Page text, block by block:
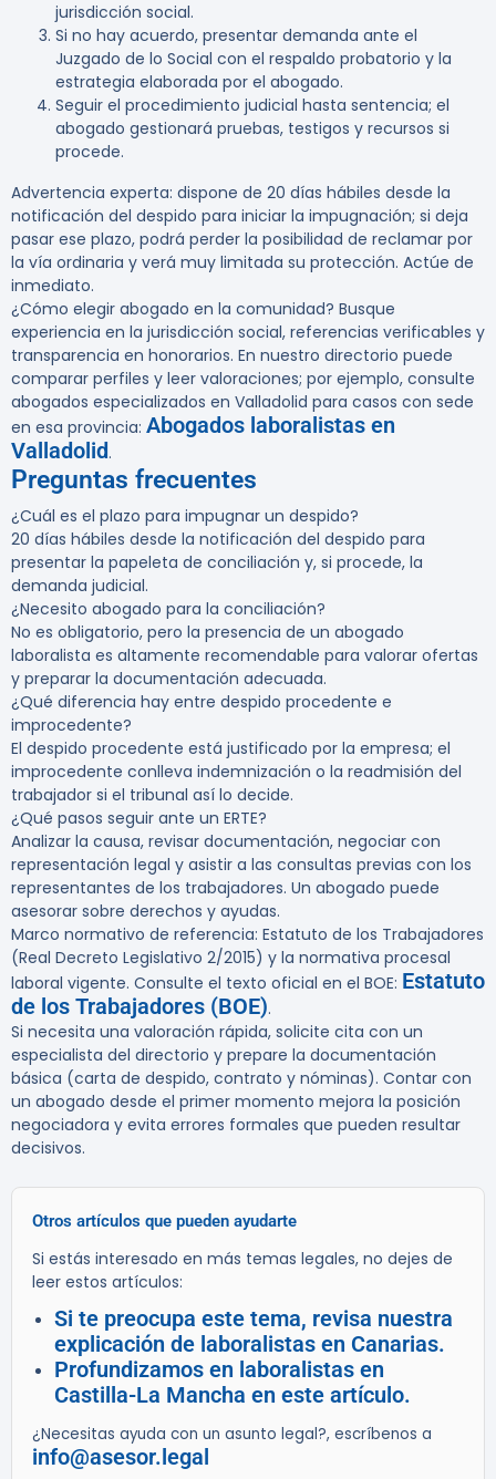
jurisdicción social.
Si no hay acuerdo, presentar demanda ante el
Juzgado de lo Social con el respaldo probatorio y la
estrategia elaborada por el abogado.
Seguir el procedimiento judicial hasta sentencia; el
abogado gestionará pruebas, testigos y recursos si
procede.
Advertencia experta: dispone de 20 días hábiles desde la
notificación del despido para iniciar la impugnación; si deja
pasar ese plazo, podrá perder la posibilidad de reclamar por
la vía ordinaria y verá muy limitada su protección. Actúe de
inmediato.
¿Cómo elegir abogado en la comunidad? Busque
experiencia en la jurisdicción social, referencias verificables y
transparencia en honorarios. En nuestro directorio puede
comparar perfiles y leer valoraciones; por ejemplo, consulte
abogados especializados en Valladolid para casos con sede
en esa provincia: Abogados laboralistas en
Valladolid.
Preguntas frecuentes
¿Cuál es el plazo para impugnar un despido?
20 días hábiles desde la notificación del despido para
presentar la papeleta de conciliación y, si procede, la
demanda judicial.
¿Necesito abogado para la conciliación?
No es obligatorio, pero la presencia de un abogado
laboralista es altamente recomendable para valorar ofertas
y preparar la documentación adecuada.
¿Qué diferencia hay entre despido procedente e
improcedente?
El despido procedente está justificado por la empresa; el
improcedente conlleva indemnización o la readmisión del
trabajador si el tribunal así lo decide.
¿Qué pasos seguir ante un ERTE?
Analizar la causa, revisar documentación, negociar con
representación legal y asistir a las consultas previas con los
representantes de los trabajadores. Un abogado puede
asesorar sobre derechos y ayudas.
Marco normativo de referencia: Estatuto de los Trabajadores
(Real Decreto Legislativo 2/2015) y la normativa procesal
laboral vigente. Consulte el texto oficial en el BOE: Estatuto
de los Trabajadores (BOE).
Si necesita una valoración rápida, solicite cita con un
especialista del directorio y prepare la documentación
básica (carta de despido, contrato y nóminas). Contar con
un abogado desde el primer momento mejora la posición
negociadora y evita errores formales que pueden resultar
decisivos.
Otros artículos que pueden ayudarte
Si estás interesado en más temas legales, no dejes de
leer estos artículos:
Si te preocupa este tema, revisa nuestra
explicación de laboralistas en Canarias.
Profundizamos en laboralistas en
Castilla-La Mancha en este artículo.
¿Necesitas ayuda con un asunto legal?, escríbenos a
info@asesor.legal